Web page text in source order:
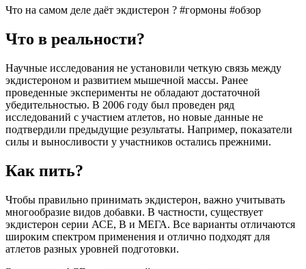
Что на самом деле даёт экдистерон ? #гормоны #обзор
Что в реальности?
Научные исследования не установили четкую связь между
экдистероном и развитием мышечной массы. Ранее
проведенные эксперименты не обладают достаточной
убедительностью. В 2006 году был проведен ряд
исследований с участием атлетов, но новые данные не
подтвердили предыдущие результаты. Например, показатели
силы и выносливости у участников остались прежними.
Как пить?
Чтобы правильно принимать экдистерон, важно учитывать
многообразие видов добавки. В частности, существует
экдистерон серии АСЕ, В и МЕГА. Все варианты отличаются
широким спектром применения и отлично подходят для
атлетов разных уровней подготовки.